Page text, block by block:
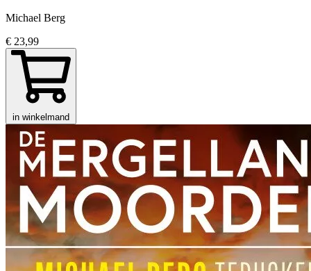
Michael Berg
€ 23,99
in winkelmand